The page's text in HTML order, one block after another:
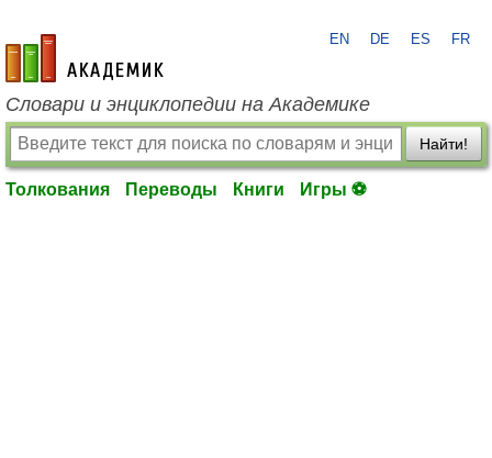
academic.ru
EN DE ES FR
Словари и энциклопедии на Академике
Найти!
Толкования Переводы Книги Игры ⚽